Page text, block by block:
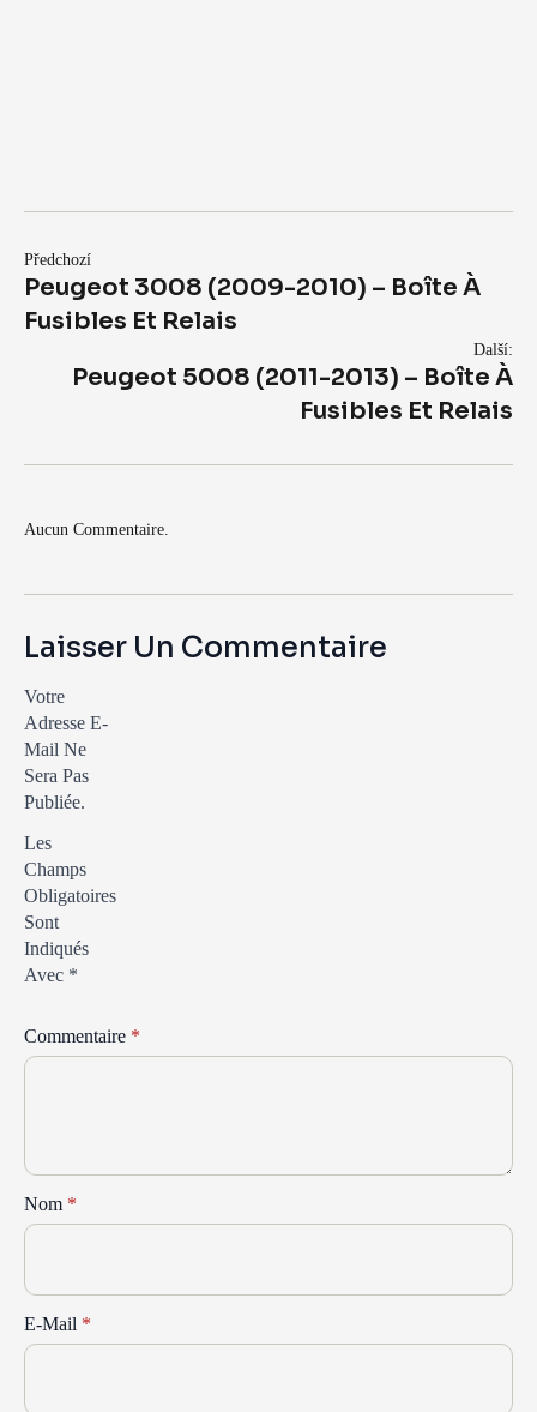
Předchozí
Peugeot 3008 (2009-2010) – Boîte À
Fusibles Et Relais
Další:
Peugeot 5008 (2011-2013) – Boîte À
Fusibles Et Relais
Aucun Commentaire.
Laisser Un Commentaire
Votre
Adresse E-
Mail Ne
Sera Pas
Publiée.
Les
Champs
Obligatoires
Sont
Indiqués
Avec *
Commentaire *
Nom *
E-Mail *